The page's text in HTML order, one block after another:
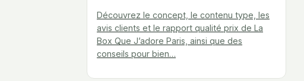
Découvrez le concept, le contenu type, les
avis clients et le rapport qualité prix de La
Box Que J’adore Paris, ainsi que des
conseils pour bien…